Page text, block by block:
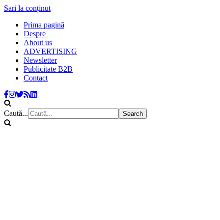
Sari la conținut
Prima pagină
Despre
About us
ADVERTISING
Newsletter
Publicitate B2B
Contact
Caută...